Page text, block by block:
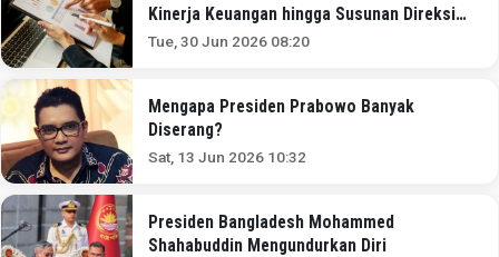
Kinerja Keuangan hingga Susunan Direksi
dan Komisaris Terbaru
Tue, 30 Jun 2026 08:20
Mengapa Presiden Prabowo Banyak
Diserang?
Sat, 13 Jun 2026 10:32
Presiden Bangladesh Mohammed
Shahabuddin Mengundurkan Diri